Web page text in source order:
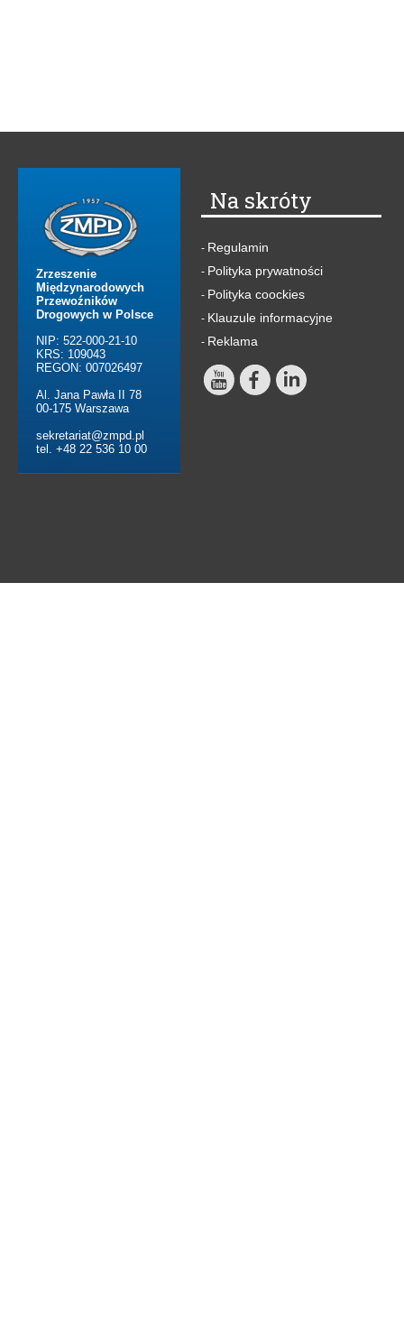
Zrzeszenie
Międzynarodowych
Przewoźników
Drogowych w Polsce
NIP: 522-000-21-10
KRS: 109043
REGON: 007026497
Al. Jana Pawła II 78
00-175 Warszawa
sekretariat@zmpd.pl
tel. +48 22 536 10 00
Na skróty
- Regulamin
- Polityka prywatności
- Polityka coockies
- Klauzule informacyjne
- Reklama